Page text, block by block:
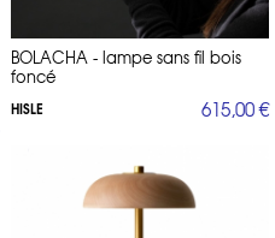
BOLACHA - lampe sans fil bois
foncé
HISLE 615,00 €